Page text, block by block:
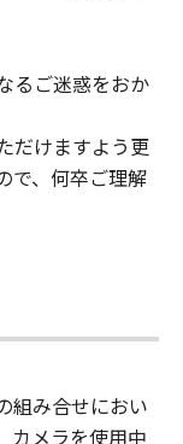
るご迷惑をおか
だけますよう更
で、何卒ご理解
組み合せにおい
カメラを使用中